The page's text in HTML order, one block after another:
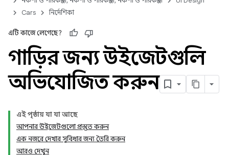
Cars
নির্দেশিকা
এটি কাজে লেগেছে?
গাড়ির জন্য উইজেটগুলি
অভিযোজিত করুন
এই পৃষ্ঠায় যা যা আছে
আপনার উইজেটগুলো প্রস্তুত করুন
এক নজরে দেখার সুবিধার জন্য তৈরি করুন
আরও দেখুন